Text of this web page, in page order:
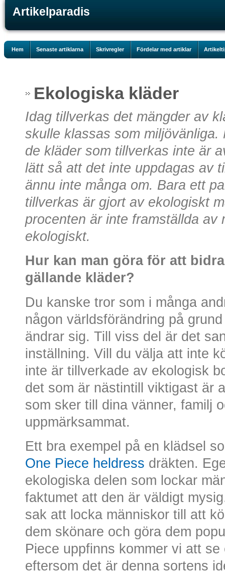
Artikelparadis
Hem Senaste artiklarna Skrivregler Fördelar med artiklar
Ekologiska kläder
Idag tillverkas det mängder av
skulle klassas som
de kläder som tillverkas inte är
lätt så att det inte uppdagas av
ännu inte många om. Bara ett
tillverkas är gjort av ekologiskt
procenten är inte framställda av
ekologiskt.
Hur kan man göra för att
gällande kläder?
Du kanske tror som i många
någon världsförändring på
ändrar sig. Till viss del är det
inställning. Vill du välja att inte
inte är tillverkade av ekologisk
det som är nästintill viktigast är
som sker till dina vänner, familj
uppmärksammat.
Ett bra exempel på en klädsel
One Piece heldress dräkten.
ekologiska delen som lockar
faktumet att den är väldigt
sak att locka människor till att
dem skönare och göra dem
Piece uppfinns kommer vi att
eftersom det är denna sortens